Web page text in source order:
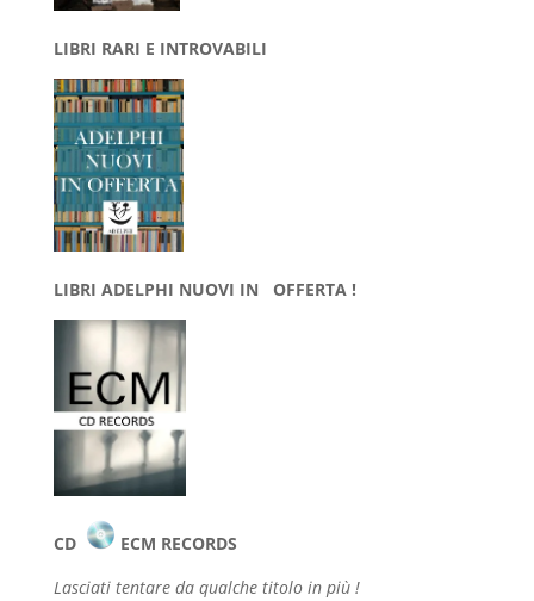
LIBRI RARI E INTROVABILI
LIBRI ADELPHI NUOVI IN OFFERTA !
CD
ECM RECORDS
Lasciati tentare da qualche titolo in più !